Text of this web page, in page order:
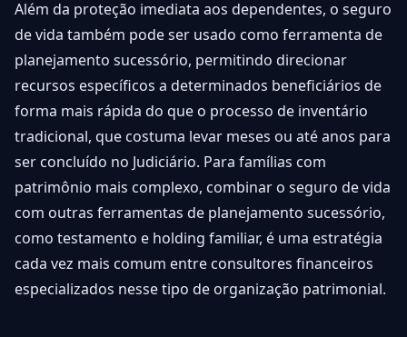
Além da proteção imediata aos dependentes, o seguro
de vida também pode ser usado como ferramenta de
planejamento sucessório, permitindo direcionar
recursos específicos a determinados beneficiários de
forma mais rápida do que o processo de inventário
tradicional, que costuma levar meses ou até anos para
ser concluído no Judiciário. Para famílias com
patrimônio mais complexo, combinar o seguro de vida
com outras ferramentas de planejamento sucessório,
como testamento e holding familiar, é uma estratégia
cada vez mais comum entre consultores financeiros
especializados nesse tipo de organização patrimonial.